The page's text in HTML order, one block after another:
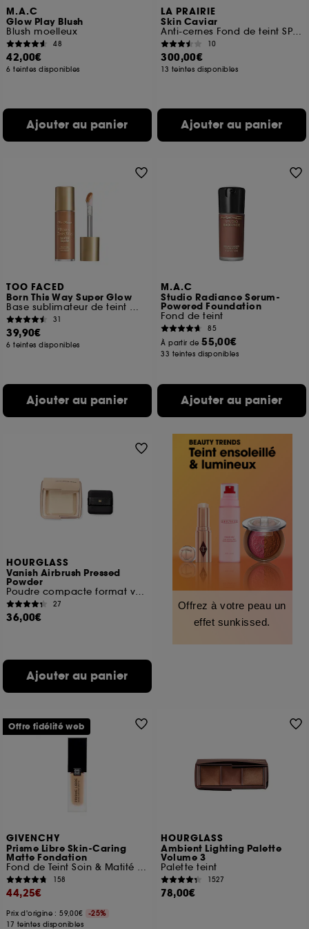
M.A.C
Glow Play Blush
Blush moelleux
48
42,00€
6 teintes disponibles
Ajouter au panier
LA PRAIRIE
Skin Caviar
Anti-cernes Fond de teint SPF15
10
300,00€
13 teintes disponibles
Ajouter au panier
TOO FACED
Born This Way Super Glow
Base sublimateur de teint multi-usage
31
39,90€
6 teintes disponibles
Ajouter au panier
M.A.C
Studio Radiance Serum-
Powered Foundation
Fond de teint
85
À partir de55,00€
33 teintes disponibles
Ajouter au panier
HOURGLASS
Vanish Airbrush Pressed
Powder
Poudre compacte format voyage
27
36,00€
Ajouter au panier
Offrez à votre peau un
effet sunkissed.
GIVENCHY
Prisme Libre Skin-Caring
Matte Fondation
Fond de Teint Soin & Matité 24H
158
44,25€
Prix d'origine : 59,00€
-25%
17 teintes disponibles
Offre fidélité web
HOURGLASS
Ambient Lighting Palette
Volume 3
Palette teint
1527
78,00€